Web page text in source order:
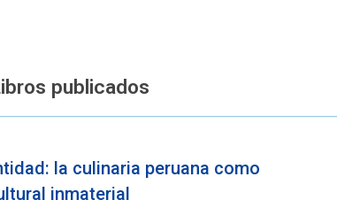
publicados
la culinaria peruana como
inmaterial